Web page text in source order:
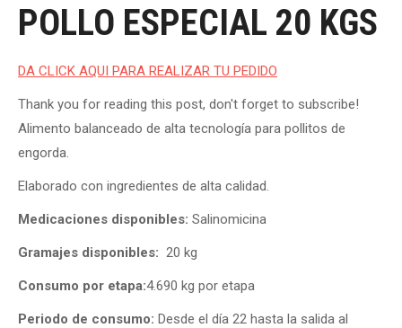
POLLO ESPECIAL 20 KGS
DA CLICK AQUI PARA REALIZAR TU PEDIDO
Thank you for reading this post, don't forget to subscribe!
Alimento balanceado de alta tecnología para pollitos de
engorda.
Elaborado con ingredientes de alta calidad.
Medicaciones disponibles: Salinomicina
Gramajes disponibles: 20 kg
Consumo por etapa:4.690 kg por etapa
Periodo de consumo: Desde el día 22 hasta la salida al